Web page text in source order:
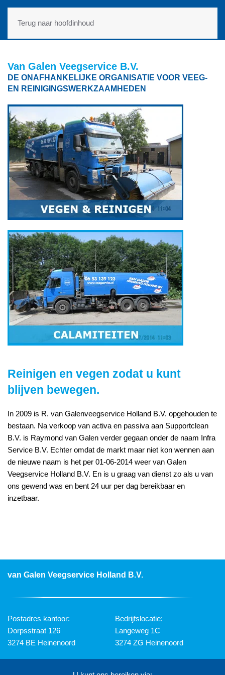
Terug naar hoofdinhoud
Van Galen Veegservice B.V.
DE ONAFHANKELIJKE ORGANISATIE VOOR VEEG-
EN REINIGINGSWERKZAAMHEDEN
Reinigen en vegen zodat u kunt
blijven bewegen.
In 2009 is R. van Galenveegservice Holland B.V. opgehouden te
bestaan. Na verkoop van activa en passiva aan Supportclean
B.V. is Raymond van Galen verder gegaan onder de naam Infra
Service B.V. Echter omdat de markt maar niet kon wennen aan
de nieuwe naam is het per 01-06-2014 weer van Galen
Veegservice Holland B.V. En is u graag van dienst zo als u van
ons gewend was en bent 24 uur per dag bereikbaar en
inzetbaar.
van Galen Veegservice Holland B.V.
Postadres kantoor:
Dorpsstraat 126
3274 BE Heinenoord
Bedrijfslocatie:
Langeweg 1C
3274 ZG Heinenoord